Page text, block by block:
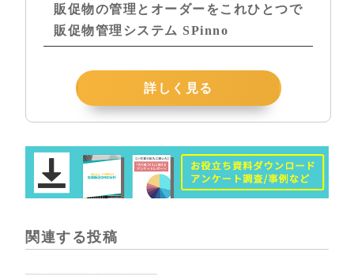
販促物の管理とオーダーをこれひとつで
販促物管理システム SPinno
詳しく見る
関連する投稿